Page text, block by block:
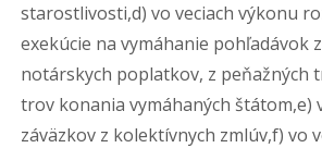
starostlivosti,d) vo veciach výkonu
exekúcie na vymáhanie pohľadávok
notárskych poplatkov, z peňažných
trov konania vymáhaných štátom,e)
záväzkov z kolektívnych zmlúv,f) vo